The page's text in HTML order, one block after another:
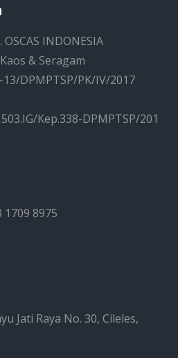
INDONESIA
& Seragam
13/DPMPTSP/PK/IV/2017
Kep.338-DPMPTSP/201
1709 8975
Jati Raya No. 30, Cileles,